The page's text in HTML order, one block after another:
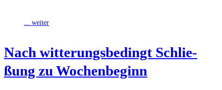
... weiter
Nach wit­te­rungs­be­dingt Schlie­
ßung zu Wochenbeginn